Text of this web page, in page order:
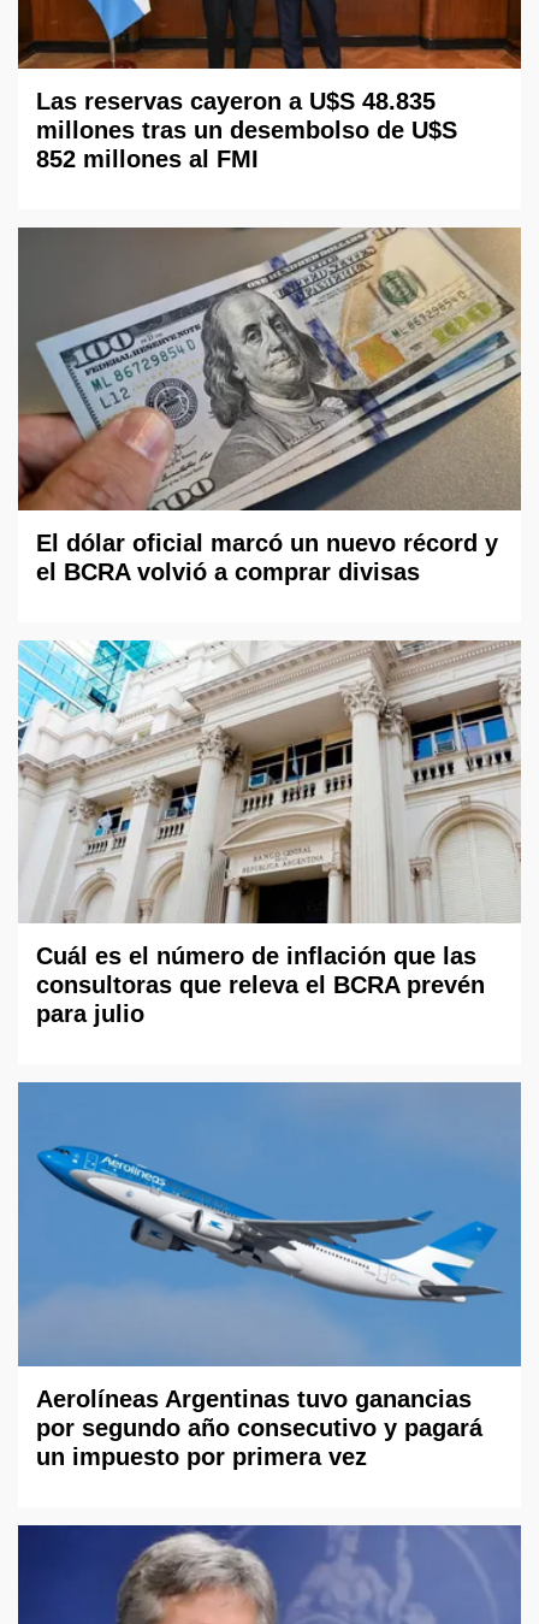
Las reservas cayeron a U$S 48.835
millones tras un desembolso de U$S
852 millones al FMI
El dólar oficial marcó un nuevo récord y
el BCRA volvió a comprar divisas
Cuál es el número de inflación que las
consultoras que releva el BCRA prevén
para julio
Aerolíneas Argentinas tuvo ganancias
por segundo año consecutivo y pagará
un impuesto por primera vez